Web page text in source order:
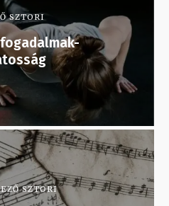
SZTORI
SZTORI